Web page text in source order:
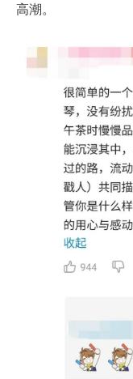
高潮。